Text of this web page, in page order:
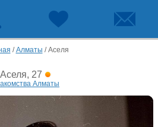
/Алматы /Аселя
Аселя, 27
Алматы